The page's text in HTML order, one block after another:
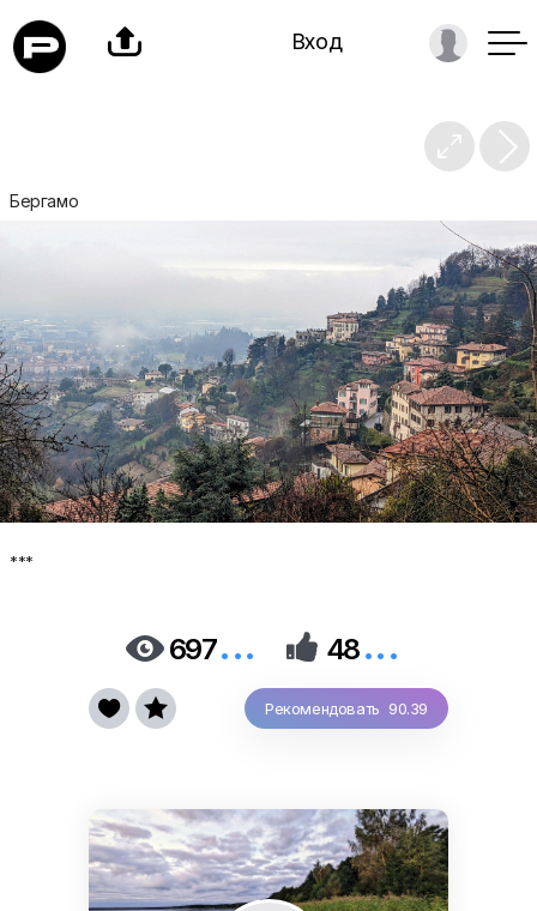
 Вход

Бергамо
***
 697...  48...
Рекомендовать 90.39
 